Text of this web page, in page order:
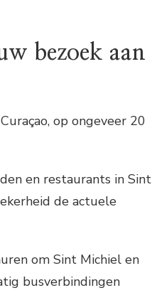
bezoek aan
op ongeveer 20
en restaurants in Sint
de actuele
om Sint Michiel en
busverbindingen